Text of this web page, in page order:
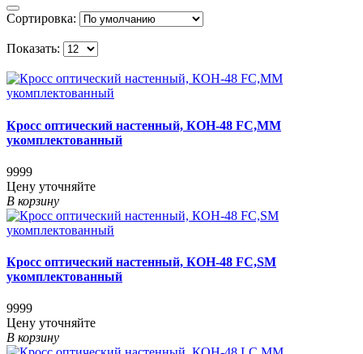
Сортировка:
Показать:
Кросс оптический настенный, КОН-48 FC,MM
укомплектованный
9999
Цену уточняйте
В корзину
Кросс оптический настенный, КОН-48 FC,SM
укомплектованный
9999
Цену уточняйте
В корзину